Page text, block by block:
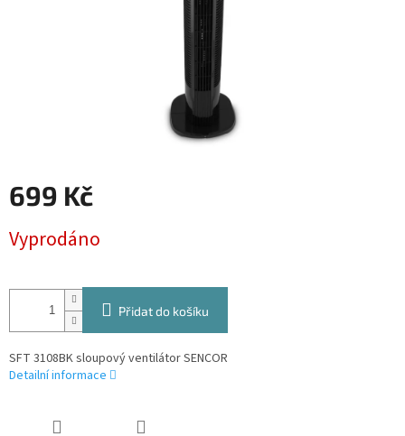
699 Kč
cena:
Vyprodáno
Přidat do košíku
SFT 3108BK sloupový ventilátor SENCOR
Detailní informace